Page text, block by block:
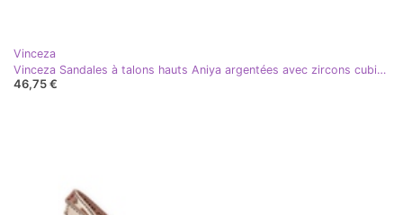
Vinceza
Vinceza Sandales à talons hauts Aniya argentées avec zircons cubiques
46,75 €